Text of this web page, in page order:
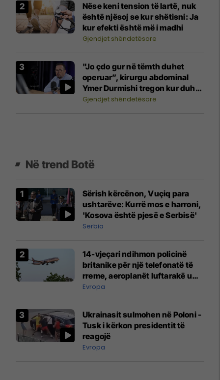
Nëse keni tension të lartë, nuk
është njësoj se kur shëtisni: Ja
kur efekti është më i madhi
Gjendjet shëndetësore
"Jo çdo gur në tëmth duhet
operuar”, kirurgu abdominal
Ymer Durmishi tregon kur duhet
ndërhyrja
Gjendjet shëndetësore
Në trend Botë
Sërish kërcënon, Vuçiq para
ushtarëve: Kurrë mos e harroni,
'Kosova është pjesë e Serbisë'
Serbia
14-vjeçari ndihmon policinë
britanike për një telefonatë të
rreme, aeroplanët luftarakë u
ngritën në ajër për të
Mançesterit
Evropa
Ukrainasit sulmohen në Poloni -
Tusk i kërkon presidentit të
reagojë
Evropa